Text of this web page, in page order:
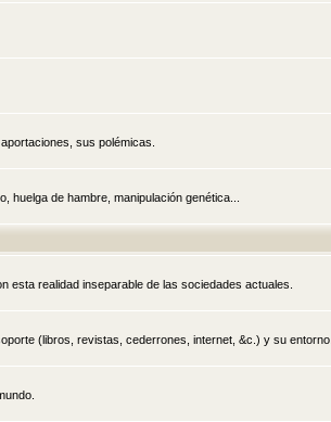
sus polémicas.
de hambre, manipulación genética...
esta realidad inseparable de las sociedades actuales.
(libros, revistas, cederrones, internet, &c.) y su entorno.